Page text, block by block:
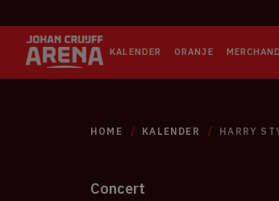
KALENDER ORANJE
HOME KALENDER HARRY
Concert